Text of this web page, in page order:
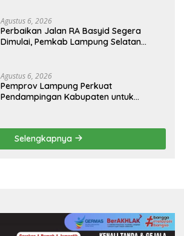
Agustus 6, 2026
Perbaikan Jalan RA Basyid Segera
Dimulai, Pemkab Lampung Selatan
Agustus 6, 2026
Pemprov Lampung Perkuat
Pendampingan Kabupaten untuk
Selengkapnya